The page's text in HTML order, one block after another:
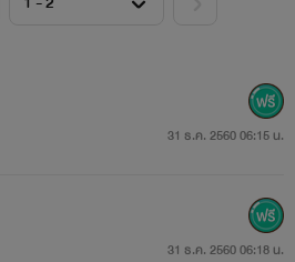
ความรัก
ไอดอลจะมีความรักไม่ได้
ะทำยังไงดี
31 ธ.ค. 2560 06:15 น.
31 ธ.ค. 2560 06:18 น.